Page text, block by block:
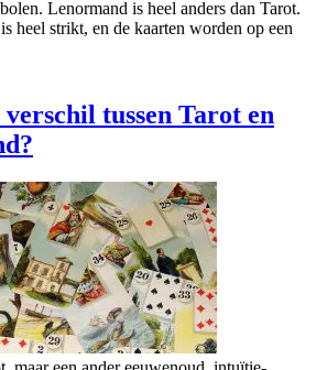
Lenormand is heel anders dan Tarot.
heel strikt, en de kaarten worden op een
tussen Tarot en